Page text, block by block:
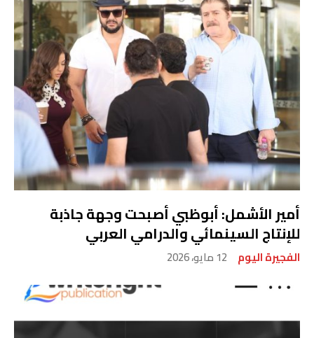
أمير الأشمل: أبوظبي أصبحت وجهة جاذبة
للإنتاج السينمائي والدرامي العربي
الفجيرة اليوم 12 مايو، 2026